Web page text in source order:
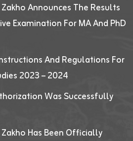
Announces The Results
Examination For MA And PhD
And Regulations For
2023 – 2024
Was Successfully
Has Been Officially